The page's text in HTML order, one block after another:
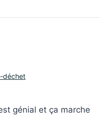
génial et ça marche
jetés, on peut les